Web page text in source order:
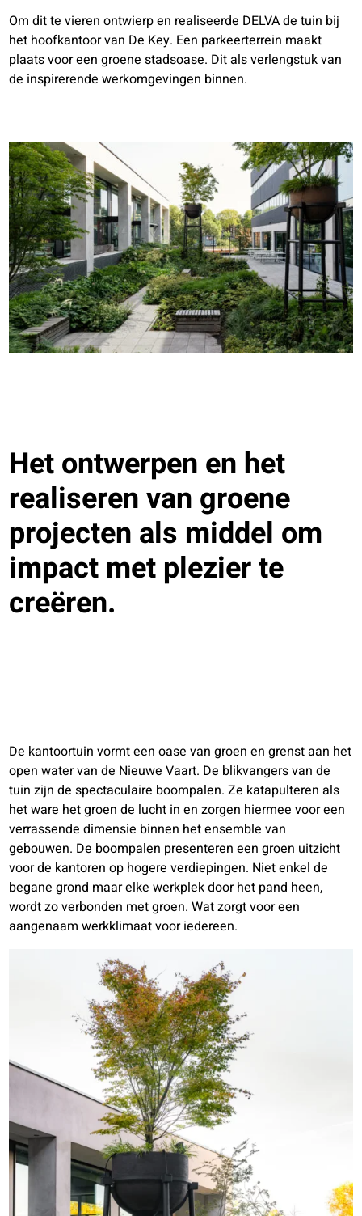
Om dit te vieren ontwierp en realiseerde DELVA de tuin bij
het hoofkantoor van De Key. Een parkeerterrein maakt
plaats voor een groene stadsoase. Dit als verlengstuk van
de inspirerende werkomgevingen binnen.
Het ontwerpen en het
realiseren van groene
projecten als middel om
impact met plezier te
creëren.
De kantoortuin vormt een oase van groen en grenst aan het
open water van de Nieuwe Vaart. De blikvangers van de
tuin zijn de spectaculaire boompalen. Ze katapulteren als
het ware het groen de lucht in en zorgen hiermee voor een
verrassende dimensie binnen het ensemble van
gebouwen. De boompalen presenteren een groen uitzicht
voor de kantoren op hogere verdiepingen. Niet enkel de
begane grond maar elke werkplek door het pand heen,
wordt zo verbonden met groen. Wat zorgt voor een
aangenaam werkklimaat voor iedereen.